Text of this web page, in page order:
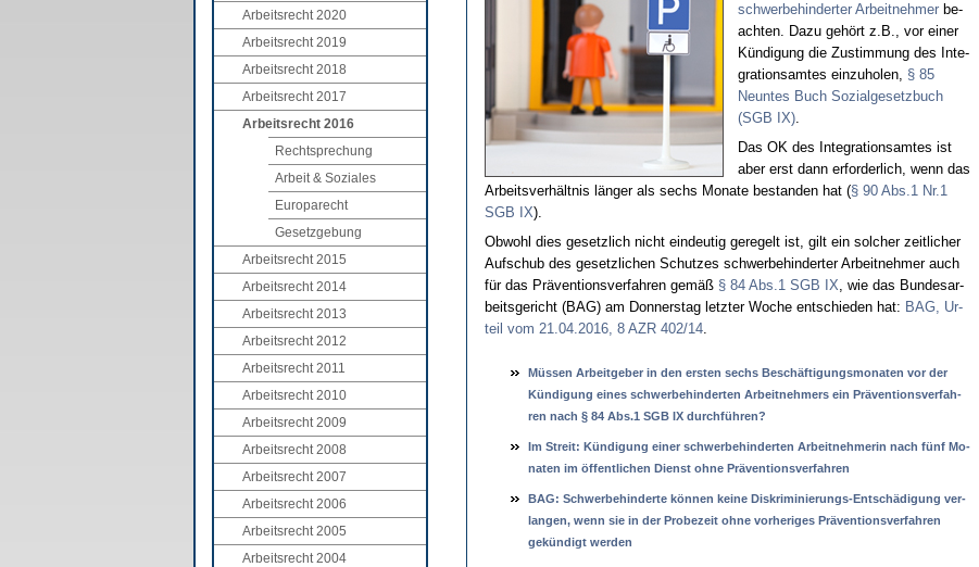
Arbeitsrecht 2020
Arbeitsrecht 2019
Arbeitsrecht 2018
Arbeitsrecht 2017
Arbeitsrecht 2016
Rechtsprechung
Arbeit & Soziales
Europarecht
Gesetzgebung
Arbeitsrecht 2015
Arbeitsrecht 2014
Arbeitsrecht 2013
Arbeitsrecht 2012
Arbeitsrecht 2011
Arbeitsrecht 2010
Arbeitsrecht 2009
Arbeitsrecht 2008
Arbeitsrecht 2007
Arbeitsrecht 2006
Arbeitsrecht 2005
Arbeitsrecht 2004
schwer­be­hin­der­ter Ar­beit­neh­merbe­
ach­ten. Da­zu ge­hört z.B., vor ei­ner
Kün­di­gung die Zu­stim­mung des In­te­
gra­ti­ons­am­tes ein­zu­ho­len, § 85
Neun­tes Buch So­zi­al­ge­setz­buch
(SGB IX).
Das OK des In­te­gra­ti­ons­am­tes ist
aber erst dann er­for­der­lich, wenn das
Ar­beits­ver­hält­nis län­ger als sechs Mo­na­te be­stan­den hat (§ 90 Abs.1 Nr.1
SGB IX).
Ob­wohl dies ge­setz­lich nicht ein­deu­tig ge­re­gelt ist, gilt ein sol­cher zeit­li­cher
Auf­schub des ge­setz­li­chen Schut­zes schwer­be­hin­der­ter Ar­beit­neh­mer auch
für das Prä­ven­ti­ons­ver­fah­ren ge­mäß § 84 Abs.1 SGB IX, wie das Bun­des­ar­
beits­ge­richt (BAG) am Don­ners­tag letz­ter Wo­che ent­schie­den hat: BAG, Ur­
teil vom 21.04.2016, 8 AZR 402/14.
Müssen Ar­beit­ge­ber in den ers­ten sechs Beschäfti­gungs­mo­na­ten vor der
Kündi­gung ei­nes schwer­be­hin­der­ten Ar­beit­neh­mers ein Präven­ti­ons­ver­fah­
ren nach § 84 Abs.1 SGB IX durchführen?
Im Streit: Kündi­gung ei­ner schwer­be­hin­der­ten Ar­beit­neh­me­rin nach fünf Mo­
na­ten im öffent­li­chen Dienst oh­ne Präven­ti­ons­ver­fah­ren
BAG: Schwer­be­hin­der­te können kei­ne Dis­kri­mi­nie­rungs-Entschädi­gung ver­
lan­gen, wenn sie in der Pro­be­zeit oh­ne vor­he­ri­ges Präven­ti­ons­ver­fah­ren
gekündigt wer­den